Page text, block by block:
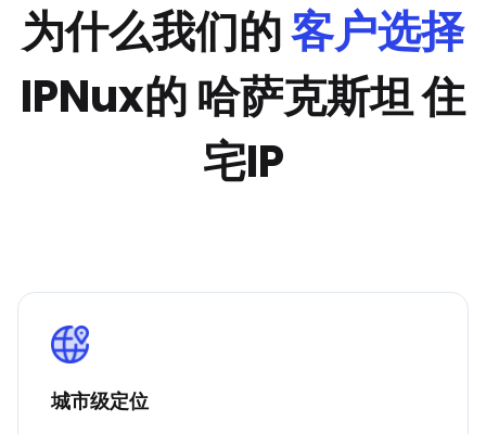
为什么我们的客户选择
IPNux的 哈萨克斯坦 住
宅IP
城市级定位